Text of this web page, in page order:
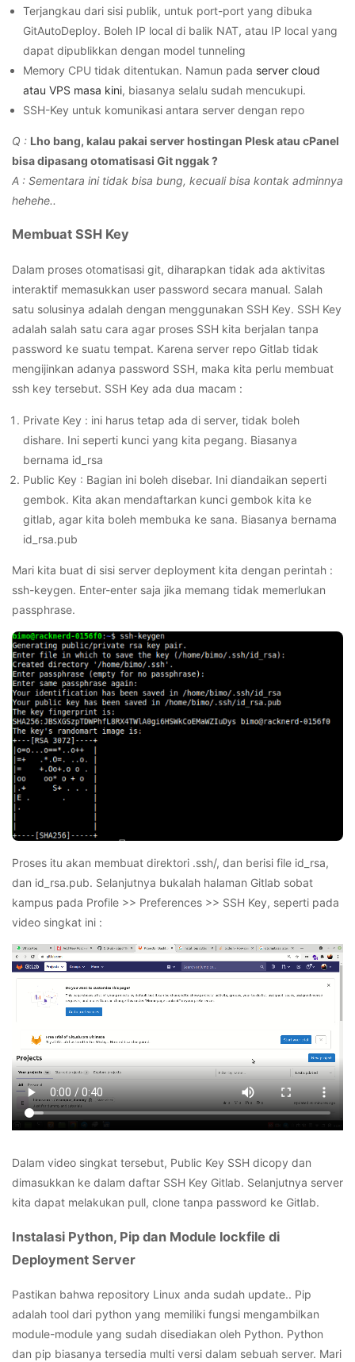
Terjangkau dari sisi publik, untuk port-port yang dibuka
GitAutoDeploy. Boleh IP local di balik NAT, atau IP local yang
dapat dipublikkan dengan model tunneling
Memory CPU tidak ditentukan. Namun pada server cloud
atau VPS masa kini, biasanya selalu sudah mencukupi.
SSH-Key untuk komunikasi antara server dengan repo
Q : Lho bang, kalau pakai server hostingan Plesk atau cPanel
bisa dipasang otomatisasi Git nggak ?
A : Sementara ini tidak bisa bung, kecuali bisa kontak adminnya
hehehe..
Membuat SSH Key
Dalam proses otomatisasi git, diharapkan tidak ada aktivitas
interaktif memasukkan user password secara manual. Salah
satu solusinya adalah dengan menggunakan SSH Key. SSH Key
adalah salah satu cara agar proses SSH kita berjalan tanpa
password ke suatu tempat. Karena server repo Gitlab tidak
mengijinkan adanya password SSH, maka kita perlu membuat
ssh key tersebut. SSH Key ada dua macam :
Private Key : ini harus tetap ada di server, tidak boleh
dishare. Ini seperti kunci yang kita pegang. Biasanya
bernama id_rsa
Public Key : Bagian ini boleh disebar. Ini diandaikan seperti
gembok. Kita akan mendaftarkan kunci gembok kita ke
gitlab, agar kita boleh membuka ke sana. Biasanya bernama
id_rsa.pub
Mari kita buat di sisi server deployment kita dengan perintah :
ssh-keygen. Enter-enter saja jika memang tidak memerlukan
passphrase.
Proses itu akan membuat direktori .ssh/, dan berisi file id_rsa,
dan id_rsa.pub. Selanjutnya bukalah halaman Gitlab sobat
kampus pada Profile >> Preferences >> SSH Key, seperti pada
video singkat ini :
Dalam video singkat tersebut, Public Key SSH dicopy dan
dimasukkan ke dalam daftar SSH Key Gitlab. Selanjutnya server
kita dapat melakukan pull, clone tanpa password ke Gitlab.
Instalasi Python, Pip dan Module lockfile di
Deployment Server
Pastikan bahwa repository Linux anda sudah update.. Pip
adalah tool dari python yang memiliki fungsi mengambilkan
module-module yang sudah disediakan oleh Python. Python
dan pip biasanya tersedia multi versi dalam sebuah server. Mari